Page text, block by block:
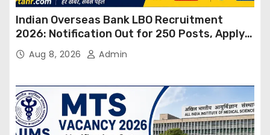
Indian Overseas Bank LBO Recruitment
2026: Notification Out for 250 Posts, Apply
OnlineAug 8, 2026 Admin